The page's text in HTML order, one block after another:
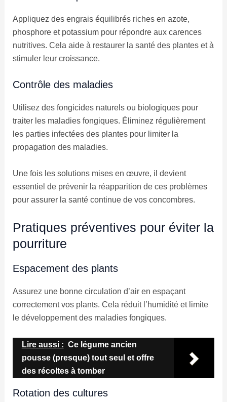
Appliquez des engrais équilibrés riches en azote,
phosphore et potassium pour répondre aux carences
nutritives. Cela aide à restaurer la santé des plantes et à
stimuler leur croissance.
Contrôle des maladies
Utilisez des fongicides naturels ou biologiques pour
traiter les maladies fongiques. Éliminez régulièrement
les parties infectées des plantes pour limiter la
propagation des maladies.
Une fois les solutions mises en œuvre, il devient
essentiel de prévenir la réapparition de ces problèmes
pour assurer la santé continue de vos concombres.
Pratiques préventives pour éviter la
pourriture
Espacement des plants
Assurez une bonne circulation d’air en espaçant
correctement vos plants. Cela réduit l’humidité et limite
le développement des maladies fongiques.
Lire aussi : Ce légume ancien
pousse (presque) tout seul et offre
des récoltes à tomber
Rotation des cultures